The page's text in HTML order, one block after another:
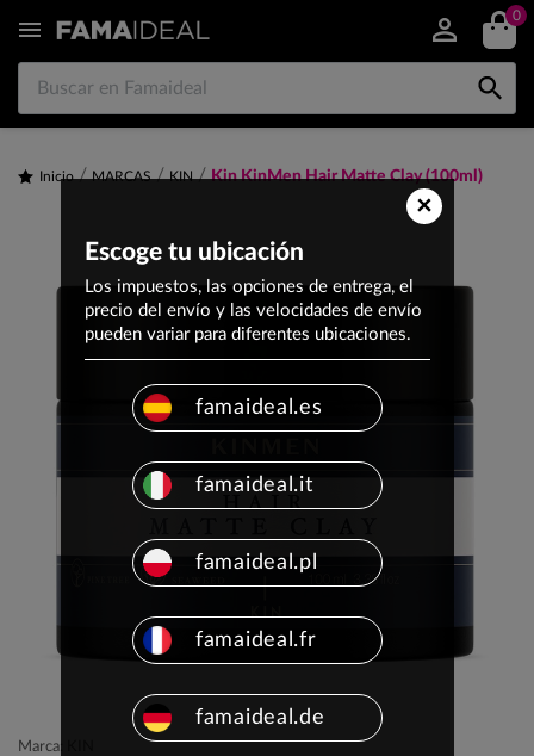
 0

Inicio MARCAS KIN Kin KinMen Hair Matte Clay (100ml)
Marca: KIN
×
Escoge tu ubicación
Los impuestos, las opciones de entrega, el
precio del envío y las velocidades de envío
pueden variar para diferentes ubicaciones.
famaideal.es
famaideal.it
famaideal.pl
famaideal.fr
famaideal.de